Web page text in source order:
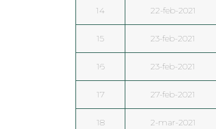
14 22-feb-2021
15 23-feb-2021
16 23-feb-2021
17 27-feb-2021
18 2-mar-2021